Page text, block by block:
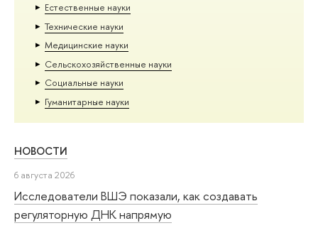
Естественные науки
Тех­ничес­кие науки
Медицинские науки
Сельскохозяйственные науки
Социальные науки
Гуманитарные науки
НОВОСТИ
6 августа 2026
Исследователи ВШЭ показали, как создавать
регуляторную ДНК напрямую